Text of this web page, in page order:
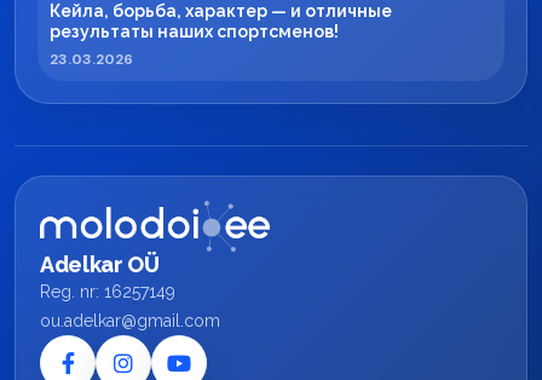
Кейла, борьба, характер — и отличные
результаты наших спортсменов!
23.03.2026
Adelkar OÜ
Reg. nr: 16257149
ou.adelkar@gmail.com